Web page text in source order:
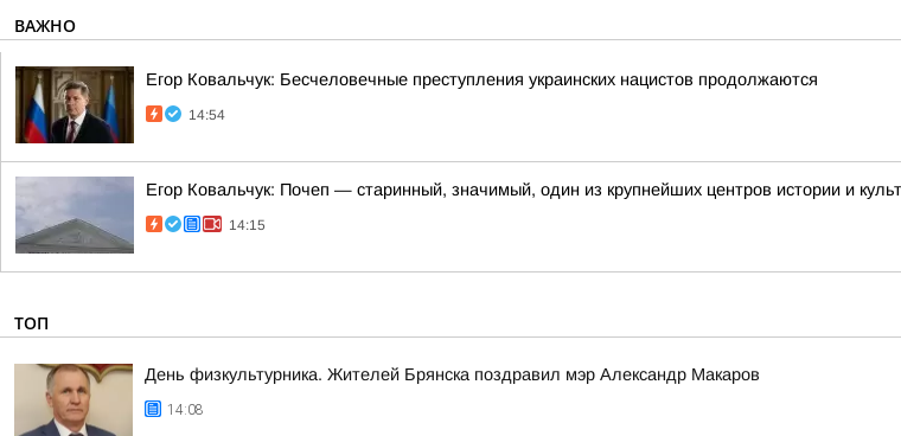
ВАЖНО
Егор Ковальчук: Бесчеловечные преступления украинских нацистов продолжаются
14:54
Егор Ковальчук: Почеп — старинный, значимый, один из крупнейших центров истории и
14:15
ТОП
День физкультурника. Жителей Брянска поздравил мэр Александр Макаров
14:08